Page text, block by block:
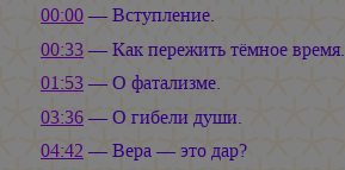
00:00— Вступление.
00:33— Как пережить тёмное время.
01:53— О фатализме.
03:36— О гибели души.
04:42 — Вера — это дар?